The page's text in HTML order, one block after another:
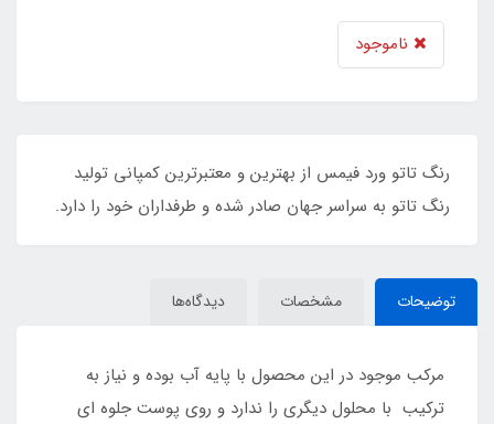
ناموجود
رنگ تاتو ورد فیمس از بهترین و معتبرترین کمپانی تولید
رنگ تاتو به سراسر جهان صادر شده و طرفداران خود را دارد.
توضیحات مشخصات دیدگاه‌ها
مرکب موجود در این محصول با پایه آب بوده و نیاز به
ترکیب با محلول دیگری را ندارد و روی پوست جلوه ای